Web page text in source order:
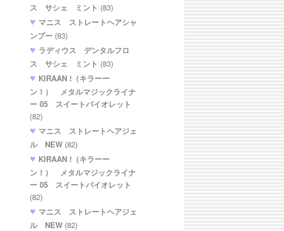
ス サシェ ミント (83)
マニス ストレートヘアシャ
ンプー (83)
ラディウス デンタルフロ
ス サシェ ミント (83)
KIRAAN !（キラーー
ン！） メタルマジックライナ
ー 05 スイートバイオレット
(82)
マニス ストレートヘアジェ
ル NEW (82)
KIRAAN !（キラーー
ン！） メタルマジックライナ
ー 05 スイートバイオレット
(82)
マニス ストレートヘアジェ
ル NEW (82)